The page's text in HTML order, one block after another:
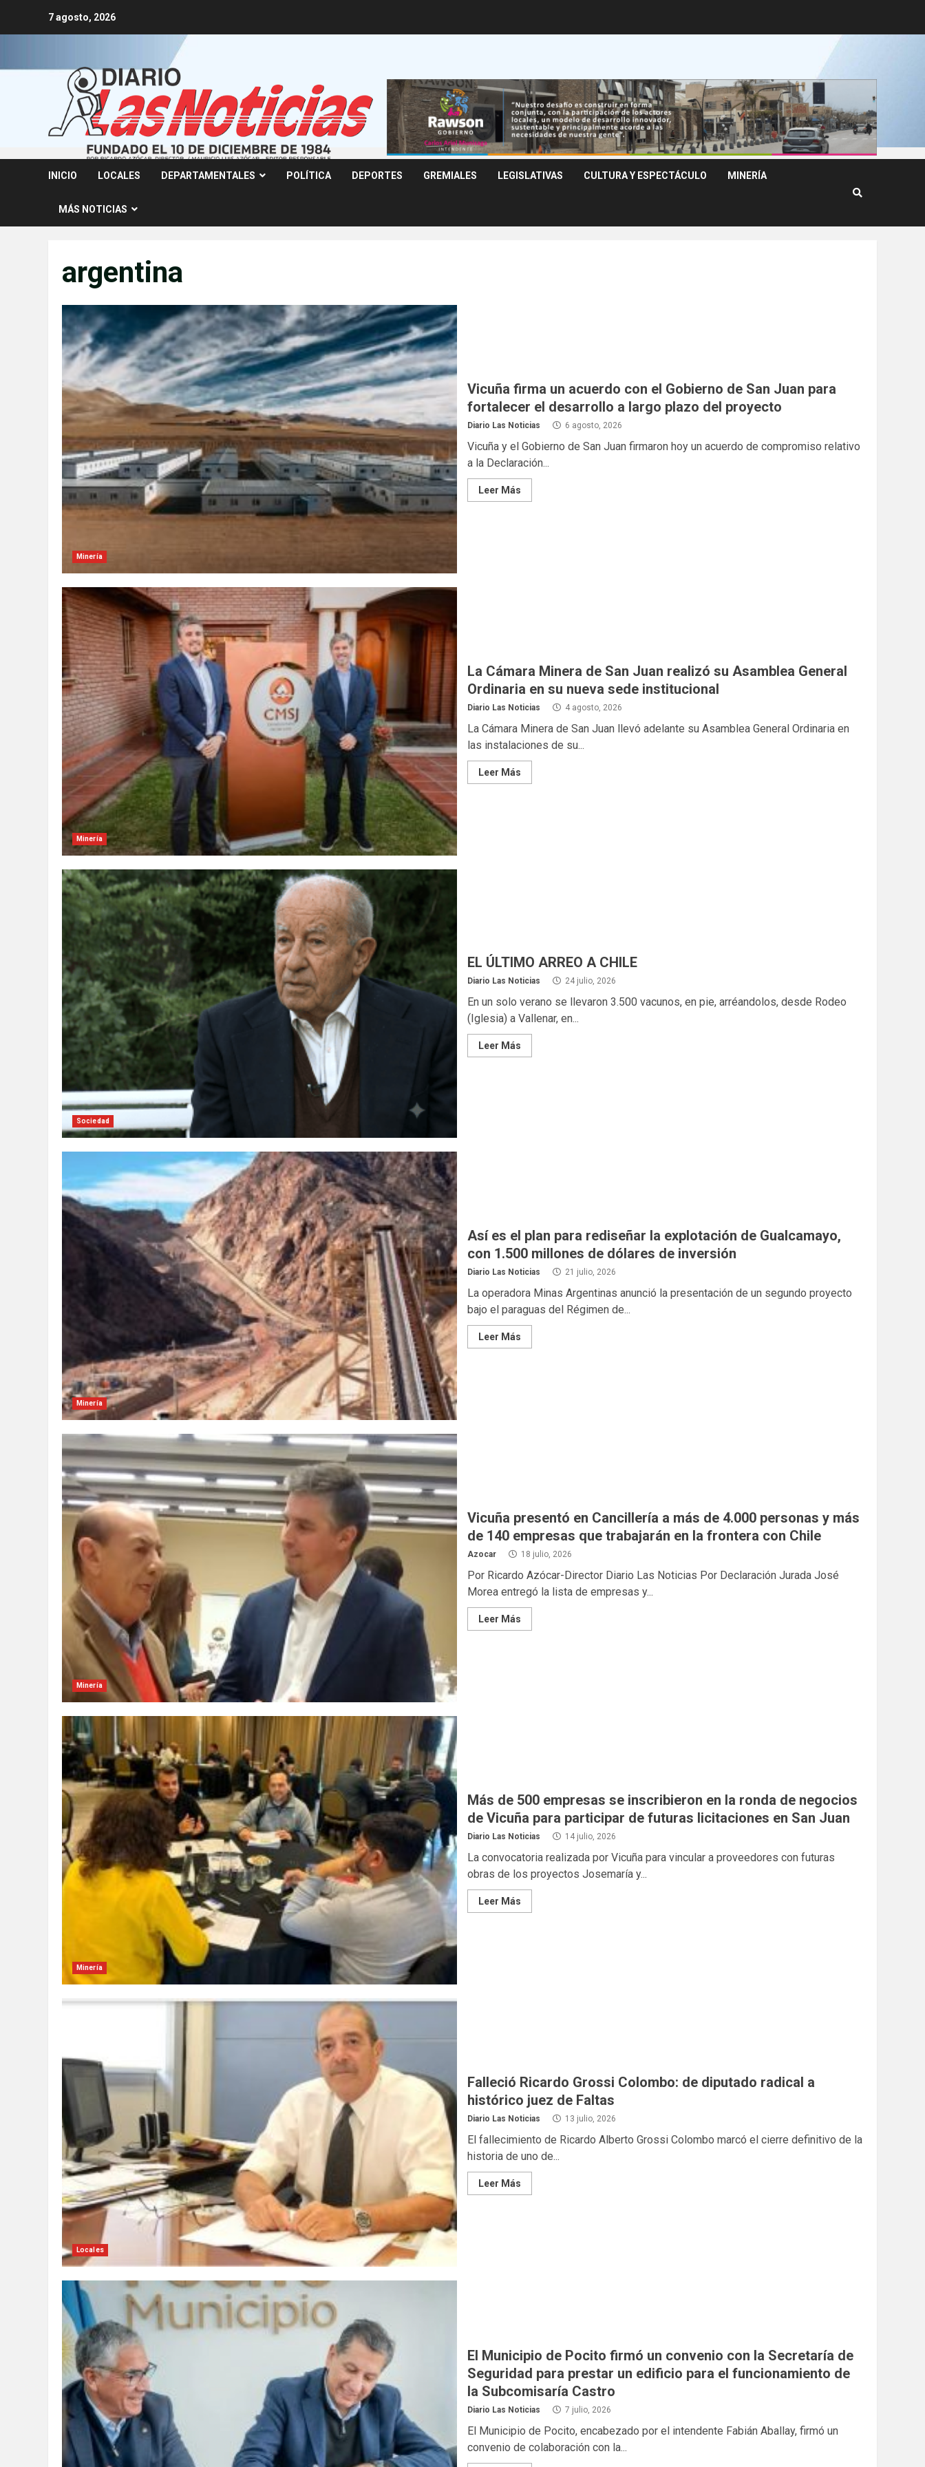
7 agosto, 2026
INICIO LOCALES DEPARTAMENTALES POLÍTICA DEPORTES GREMIALES LEGISLATIVAS CULTURA Y ESPECTÁCULO MINERÍA
MÁS NOTICIAS
argentina
Minería
Vicuña firma un acuerdo con el Gobierno de San Juan para
fortalecer el desarrollo a largo plazo del proyecto
Diario Las Noticias 6 agosto, 2026
Vicuña y el Gobierno de San Juan firmaron hoy un acuerdo de compromiso relativo
a la Declaración...
Leer Más
Minería
La Cámara Minera de San Juan realizó su Asamblea General
Ordinaria en su nueva sede institucional
Diario Las Noticias 4 agosto, 2026
La Cámara Minera de San Juan llevó adelante su Asamblea General Ordinaria en
las instalaciones de su...
Leer Más
Sociedad
EL ÚLTIMO ARREO A CHILE
Diario Las Noticias 24 julio, 2026
En un solo verano se llevaron 3.500 vacunos, en pie, arréandolos, desde Rodeo
(Iglesia) a Vallenar, en...
Leer Más
Minería
Así es el plan para rediseñar la explotación de Gualcamayo,
con 1.500 millones de dólares de inversión
Diario Las Noticias 21 julio, 2026
La operadora Minas Argentinas anunció la presentación de un segundo proyecto
bajo el paraguas del Régimen de...
Leer Más
Minería
Vicuña presentó en Cancillería a más de 4.000 personas y más
de 140 empresas que trabajarán en la frontera con Chile
Azocar 18 julio, 2026
Por Ricardo Azócar-Director Diario Las Noticias Por Declaración Jurada José
Morea entregó la lista de empresas y...
Leer Más
Minería
Más de 500 empresas se inscribieron en la ronda de negocios
de Vicuña para participar de futuras licitaciones en San Juan
Diario Las Noticias 14 julio, 2026
La convocatoria realizada por Vicuña para vincular a proveedores con futuras
obras de los proyectos Josemaría y...
Leer Más
Locales
Falleció Ricardo Grossi Colombo: de diputado radical a
histórico juez de Faltas
Diario Las Noticias 13 julio, 2026
El fallecimiento de Ricardo Alberto Grossi Colombo marcó el cierre definitivo de la
historia de uno de...
Leer Más
El Municipio de Pocito firmó un convenio con la Secretaría de
Seguridad para prestar un edificio para el funcionamiento de
la Subcomisaría Castro
Diario Las Noticias 7 julio, 2026
El Municipio de Pocito, encabezado por el intendente Fabián Aballay, firmó un
convenio de colaboración con la...